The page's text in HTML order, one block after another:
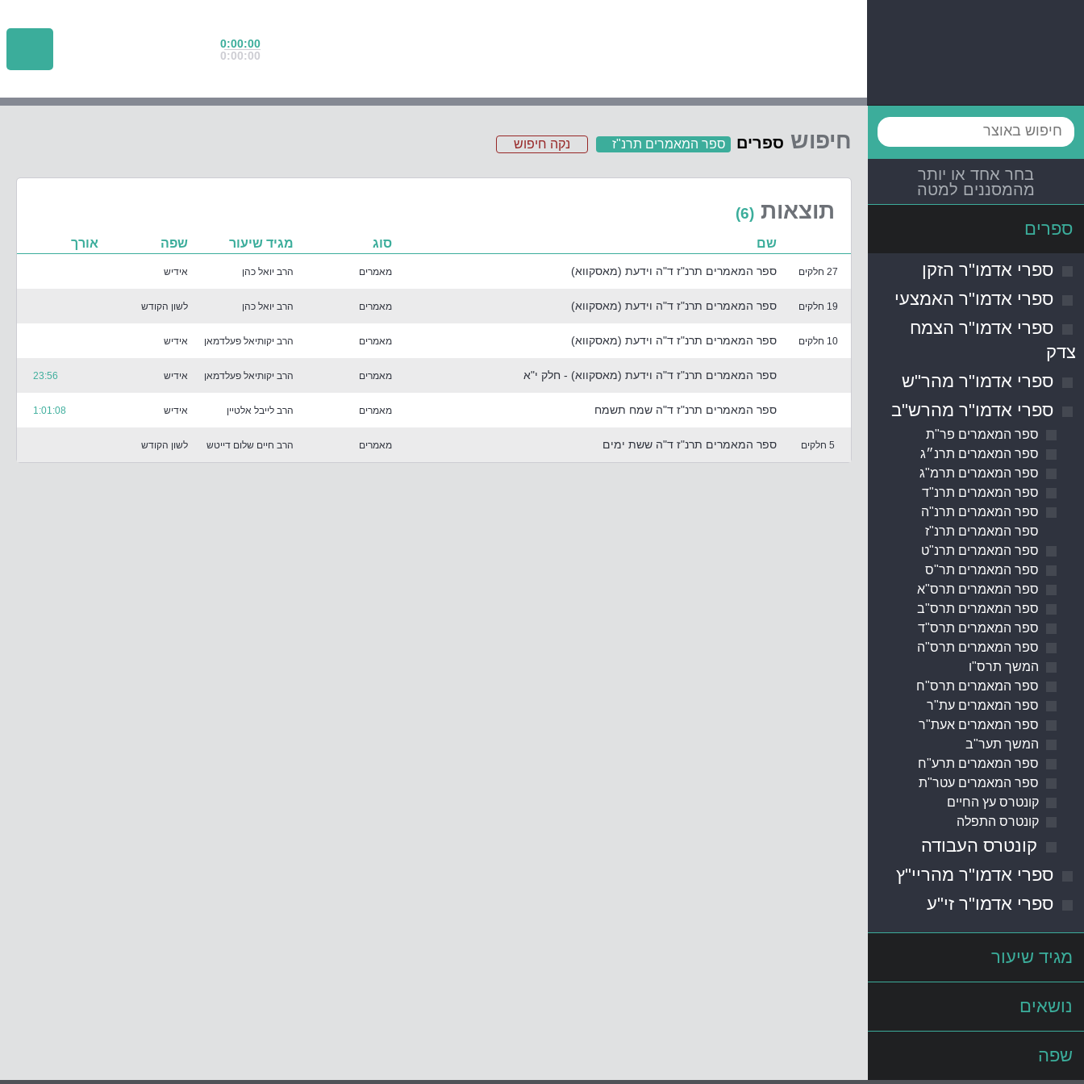
0:00:00
0:00:00
בחר אחד או יותר
מהמסננים למטה
ספרים
ספרי אדמו"ר הזקן
ספרי אדמו"ר האמצעי
ספרי אדמו"ר הצמח
צדק
ספרי אדמו"ר מהר"ש
ספרי אדמו"ר מהרש"ב
ספר המאמרים פר"ת
ספר המאמרים תרנ״ג
ספר המאמרים תרמ"ג
ספר המאמרים תרנ"ד
ספר המאמרים תרנ"ה
ספר המאמרים תרנ"ז
ספר המאמרים תרנ"ט
ספר המאמרים תר"ס
ספר המאמרים תרס"א
ספר המאמרים תרס"ב
ספר המאמרים תרס"ד
ספר המאמרים תרס"ה
המשך תרס"ו
ספר המאמרים תרס"ח
ספר המאמרים עת"ר
ספר המאמרים אעת"ר
המשך תער"ב
ספר המאמרים תרע"ח
ספר המאמרים עטר"ת
קונטרס עץ החיים
קונטרס התפלה
קונטרס העבודה
ספרי אדמו"ר מהריי"ץ
ספרי אדמו"ר זי"ע
מגיד שיעור
נושאים
שפה
חיפוש ספרים ספר המאמרים תרנ"ז נקה חיפוש
תוצאות (6)
שם סוג מגיד שיעור שפה אורך
27 חלקים ספר המאמרים תרנ"ז ד"ה וידעת (מאסקווא) מאמרים הרב יואל כהן אידיש
19 חלקים ספר המאמרים תרנ"ז ד"ה וידעת (מאסקווא) מאמרים הרב יואל כהן לשון הקודש
10 חלקים ספר המאמרים תרנ"ז ד"ה וידעת (מאסקווא) מאמרים הרב יקותיאל פעלדמאן אידיש
ספר המאמרים תרנ"ז ד"ה וידעת (מאסקווא) - חלק י"א מאמרים הרב יקותיאל פעלדמאן אידיש 23:56
ספר המאמרים תרנ"ז ד"ה שמח תשמח מאמרים הרב לייבל אלטיין אידיש 1:01:08
5 חלקים ספר המאמרים תרנ"ז ד"ה ששת ימים מאמרים הרב חיים שלום דייטש לשון הקודש